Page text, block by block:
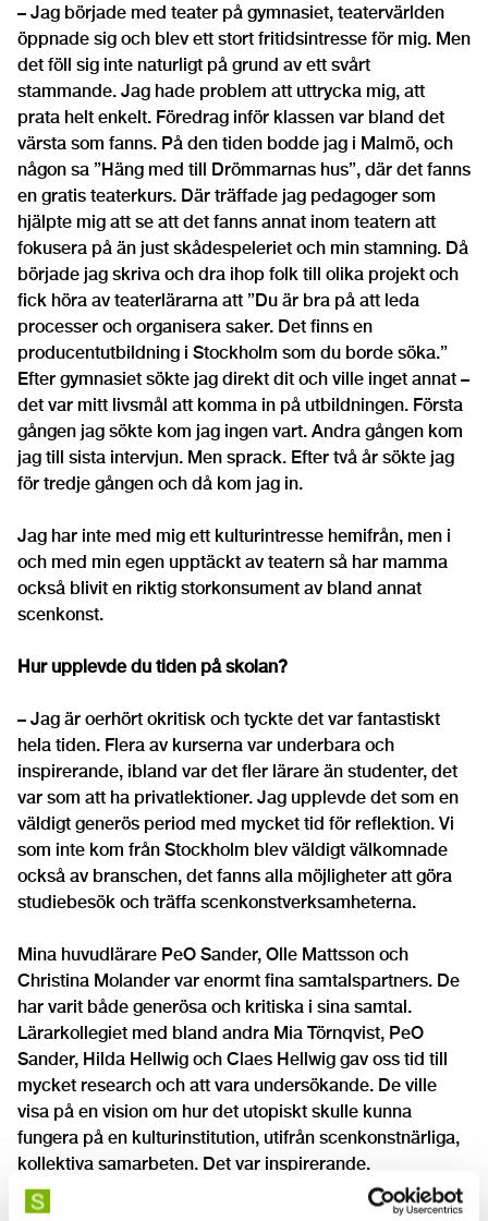
– Jag började med teater på gymnasiet, teatervärlden
öppnade sig och blev ett stort fritidsintresse för mig. Men
det föll sig inte naturligt på grund av ett svårt
stammande. Jag hade problem att uttrycka mig, att
prata helt enkelt. Föredrag inför klassen var bland det
värsta som fanns. På den tiden bodde jag i Malmö, och
någon sa ”Häng med till Drömmarnas hus”, där det fanns
en gratis teaterkurs. Där träffade jag pedagoger som
hjälpte mig att se att det fanns annat inom teatern att
fokusera på än just skådespeleriet och min stamning. Då
började jag skriva och dra ihop folk till olika projekt och
fick höra av teaterlärarna att ”Du är bra på att leda
processer och organisera saker. Det finns en
producentutbildning i Stockholm som du borde söka.”
Efter gymnasiet sökte jag direkt dit och ville inget annat –
det var mitt livsmål att komma in på utbildningen. Första
gången jag sökte kom jag ingen vart. Andra gången kom
jag till sista intervjun. Men sprack. Efter två år sökte jag
för tredje gången och då kom jag in.
Jag har inte med mig ett kulturintresse hemifrån, men i
och med min egen upptäckt av teatern så har mamma
också blivit en riktig storkonsument av bland annat
scenkonst.
Hur upplevde du tiden på skolan?
– Jag är oerhört okritisk och tyckte det var fantastiskt
hela tiden. Flera av kurserna var underbara och
inspirerande, ibland var det fler lärare än studenter, det
var som att ha privatlektioner. Jag upplevde det som en
väldigt generös period med mycket tid för reflektion. Vi
som inte kom från Stockholm blev väldigt välkomnade
också av branschen, det fanns alla möjligheter att göra
studiebesök och träffa scenkonstverksamheterna.
Mina huvudlärare PeO Sander, Olle Mattsson och
Christina Molander var enormt fina samtalspartners. De
har varit både generösa och kritiska i sina samtal.
Lärarkollegiet med bland andra Mia Törnqvist, PeO
Sander, Hilda Hellwig och Claes Hellwig gav oss tid till
mycket research och att vara undersökande. De ville
visa på en vision om hur det utopiskt skulle kunna
fungera på en kulturinstitution, utifrån scenkonstnärliga,
kollektiva samarbeten. Det var inspirerande.
Alla som jag hörde av mig till i branschen, till exempel